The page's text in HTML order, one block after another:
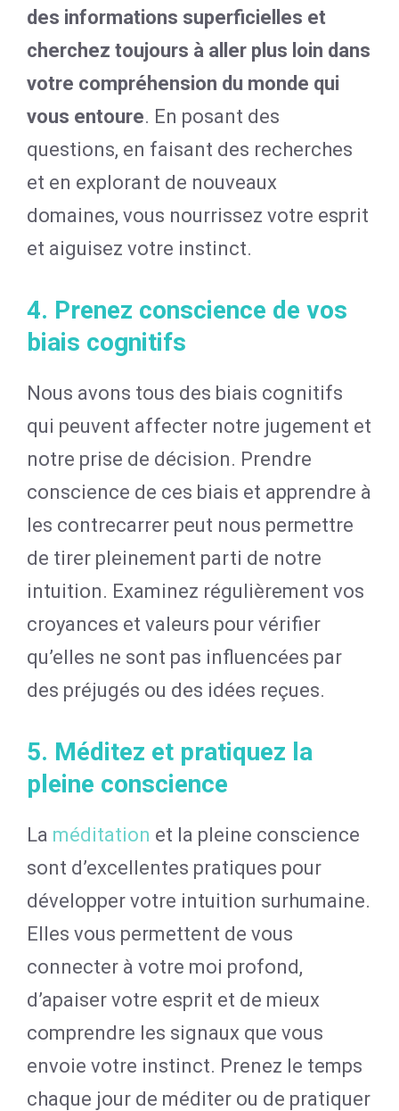
des informations superficielles et
cherchez toujours à aller plus loin dans
votre compréhension du monde qui
vous entoure. En posant des
questions, en faisant des recherches
et en explorant de nouveaux
domaines, vous nourrissez votre esprit
et aiguisez votre instinct.
4. Prenez conscience de vos
biais cognitifs
Nous avons tous des biais cognitifs
qui peuvent affecter notre jugement et
notre prise de décision. Prendre
conscience de ces biais et apprendre à
les contrecarrer peut nous permettre
de tirer pleinement parti de notre
intuition. Examinez régulièrement vos
croyances et valeurs pour vérifier
qu’elles ne sont pas influencées par
des préjugés ou des idées reçues.
5. Méditez et pratiquez la
pleine conscience
La méditation et la pleine conscience
sont d’excellentes pratiques pour
développer votre intuition surhumaine.
Elles vous permettent de vous
connecter à votre moi profond,
d’apaiser votre esprit et de mieux
comprendre les signaux que vous
envoie votre instinct. Prenez le temps
chaque jour de méditer ou de pratiquer